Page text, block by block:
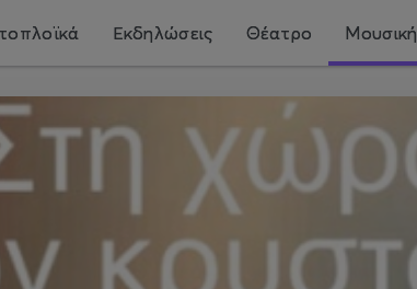
Εκδηλώσεις Θέατρο Μουσική